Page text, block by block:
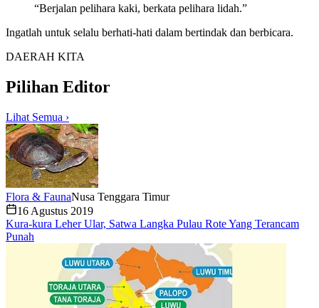
“Berjalan pelihara kaki, berkata pelihara lidah.”
Ingatlah untuk selalu berhati-hati dalam bertindak dan berbicara.
DAERAH KITA
Pilihan Editor
Lihat Semua ›
Flora & FaunaNusa Tenggara Timur
16 Agustus 2019
Kura-kura Leher Ular, Satwa Langka Pulau Rote Yang Terancam
Punah